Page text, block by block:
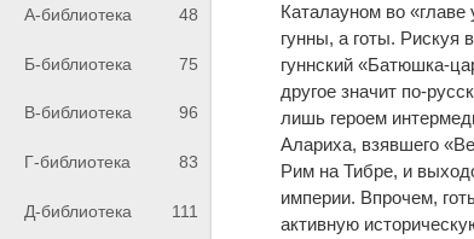
А-библиотека 48
Б-библиотека 75
В-библиотека 96
Г-библиотека 83
Д-библиотека 111
Каталауном во «главе
гунны, а готы. Рискуя
гуннский «Батюшка-
другое значит по-
лишь героем
Алариха, взявшего
Рим на Тибре, и
империи. Впрочем,
активную